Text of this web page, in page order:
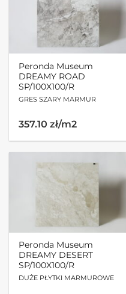
Peronda Museum
DREAMY ROAD
SP/100X100/R
GRES SZARY MARMUR
357.10 zł/m2
Peronda Museum
DREAMY DESERT
SP/100X100/R
DUŻE PŁYTKI MARMUROWE